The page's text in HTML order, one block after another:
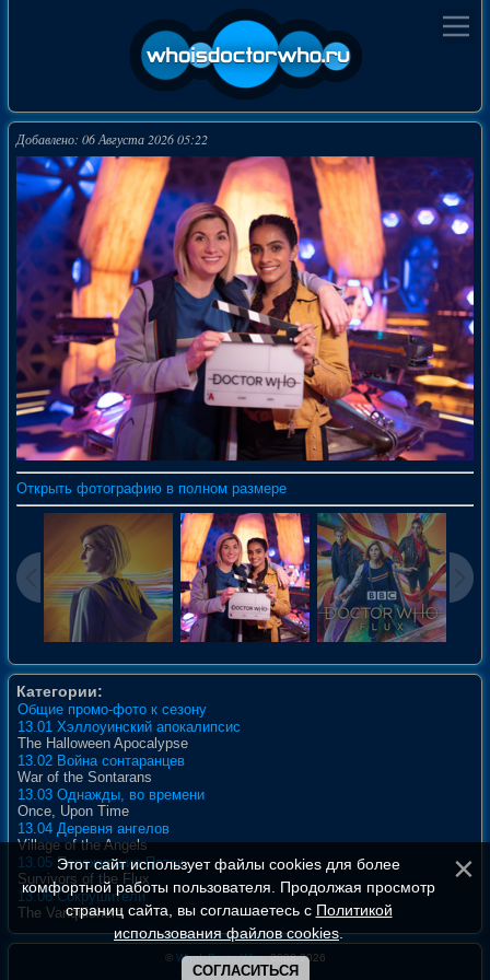
Добавлено: 06 Августа 2026 05:22
Открыть фотографию в полном размере
Категории:
Общие промо-фото к сезону
13.01 Хэллоуинский апокалипсис
The Halloween Apocalypse
13.02 Война сонтаранцев
War of the Sontarans
13.03 Однажды, во времени
Once, Upon Time
13.04 Деревня ангелов
Village of the Angels
13.05 Пережившие Поток
Survivors of the Flux
13.06 Сокрушители
The Vanquishers
© WhoIsDoctorWho, 2008-2026
Этот сайт использует файлы cookies для более
комфортной работы пользователя. Продолжая просмотр
страниц сайта, вы соглашаетесь с Политикой
использования файлов cookies.
СОГЛАСИТЬСЯ